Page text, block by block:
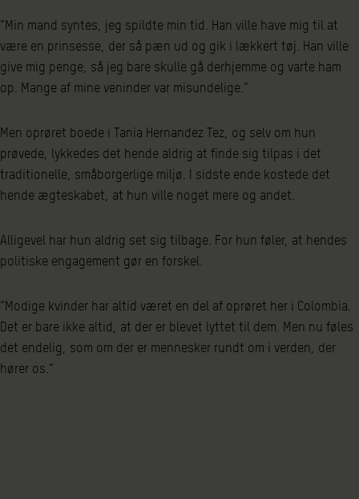
”Min mand syntes, jeg spildte min tid. Han ville have mig til at
være en prinsesse, der så pæn ud og gik i lækkert tøj. Han ville
give mig penge, så jeg bare skulle gå derhjemme og varte ham
op. Mange af mine veninder var misundelige.”
Men oprøret boede i Tania Hernandez Tez, og selv om hun
prøvede, lykkedes det hende aldrig at finde sig tilpas i det
traditionelle, småborgerlige miljø. I sidste ende kostede det
hende ægteskabet, at hun ville noget mere og andet.
Alligevel har hun aldrig set sig tilbage. For hun føler, at hendes
politiske engagement gør en forskel.
”Modige kvinder har altid været en del af oprøret her i Colombia.
Det er bare ikke altid, at der er blevet lyttet til dem. Men nu føles
det endelig, som om der er mennesker rundt om i verden, der
hører os.”